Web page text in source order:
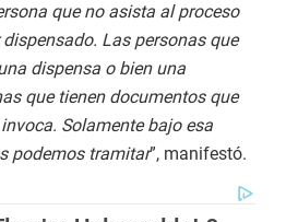
que no asista al proceso
Las personas que
dispensa o bien una
que tienen documentos que
Solamente bajo esa
podemos tramitar”, manifestó.